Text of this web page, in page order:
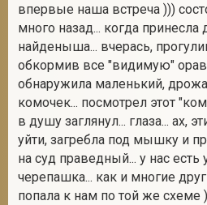
впервые наша встреча )))
много назад... когда
найденыша... вчерась,
обкормив все "видимую"
обнаружила маленький,
комочек... посмотрел этот
в душу заглянул... глаза... ах,
уйти, загребла под мышку и
на суд праведный... у нас
черепашка... как и многие
попала к нам по той же схеме